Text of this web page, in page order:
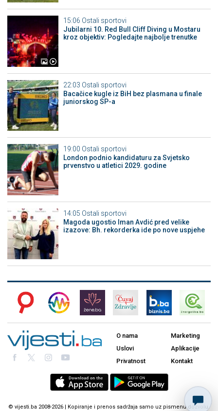
15:06 Ostali sportovi
Jubilarni 10. Red Bull Cliff Diving u Mostaru
kroz objektiv: Pogledajte najbolje trenutke
22:03 Ostali sportovi
Bacačice kugle iz BiH bez plasmana u finale
juniorskog SP-a
19:00 Ostali sportovi
London podnio kandidaturu za Svjetsko
prvenstvo u atletici 2029. godine
14:05 Ostali sportovi
Magoda ugostio Iman Avdić pred velike
izazove: Bh. rekorderka ide po nove uspjehe
O nama
Uslovi
Privatnost
Marketing
Aplikacije
Kontakt
© vijesti.ba 2008-2026 | Kopiranje i prenos sadržaja samo uz pismenu dozvolu.